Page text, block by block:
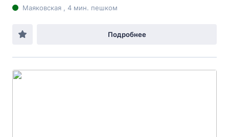
Маяковская , 4 мин. пешком
Подробнее